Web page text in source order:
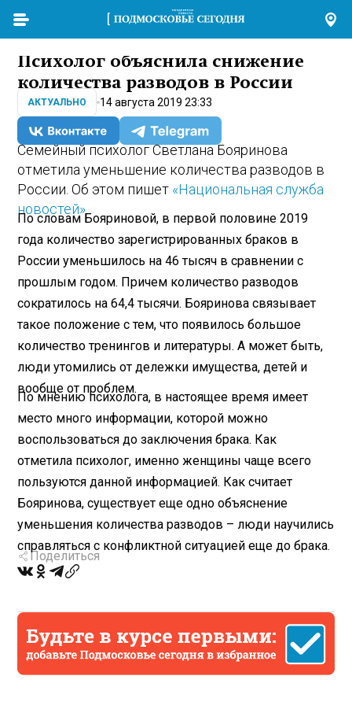
Психолог объяснила снижение
количества разводов в России
АКТУАЛЬНО 14 августа 2019 23:33
Семейный психолог Светлана Бояринова
отметила уменьшение количества разводов в
России. Об этом пишет «Национальная служба
новостей»
По словам Бояриновой, в первой половине 2019
года количество зарегистрированных браков в
России уменьшилось на 46 тысяч в сравнении с
прошлым годом. Причем количество разводов
сократилось на 64,4 тысячи. Бояринова связывает
такое положение с тем, что появилось большое
количество тренингов и литературы. А может быть,
люди утомились от дележки имущества, детей и
вообще от проблем.
По мнению психолога, в настоящее время имеет
место много информации, которой можно
воспользоваться до заключения брака. Как
отметила психолог, именно женщины чаще всего
пользуются данной информацией. Как считает
Бояринова, существует еще одно объяснение
уменьшения количества разводов – люди научились
справляться с конфликтной ситуацией еще до брака.
Поделиться